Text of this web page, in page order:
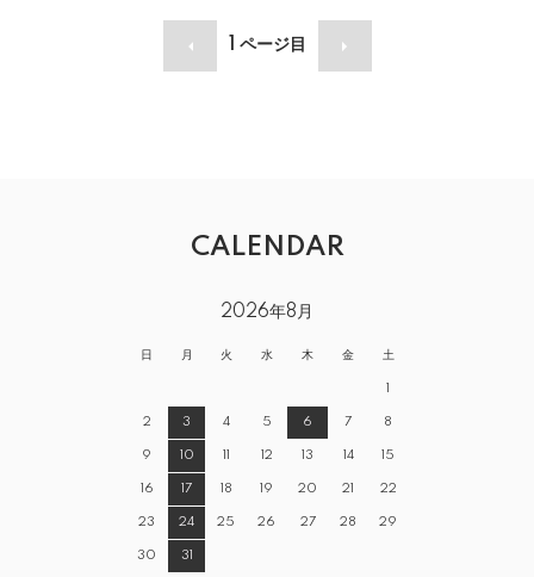
ページ目
CALENDAR
2026年8月
日 月 火 水 木 金 土
1
2 3 4 5 6 7 8
9 10 11 12 13 14 15
16 17 18 19 20 21 22
23 24 25 26 27 28 29
30 31